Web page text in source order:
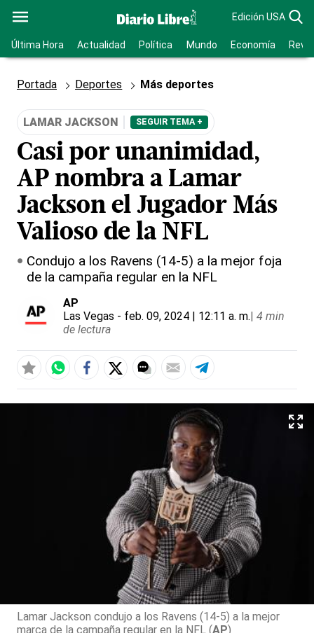
Edición USA
Última Hora Actualidad Política Mundo Economía
Portada Deportes Más deportes
LAMAR JACKSON SEGUIR TEMA +
Casi por unanimidad,
AP nombra a Lamar
Jackson el Jugador Más
Valioso de la NFL
Condujo a los Ravens (14-5) a la mejor foja
de la campaña regular en la NFL
AP
Las Vegas - feb. 09, 2024 | 12:11 a. m.| 4 min
de lectura
Lamar Jackson condujo a los Ravens (14-5) a la mejor
marca de la campaña regular en la NFL (AP)